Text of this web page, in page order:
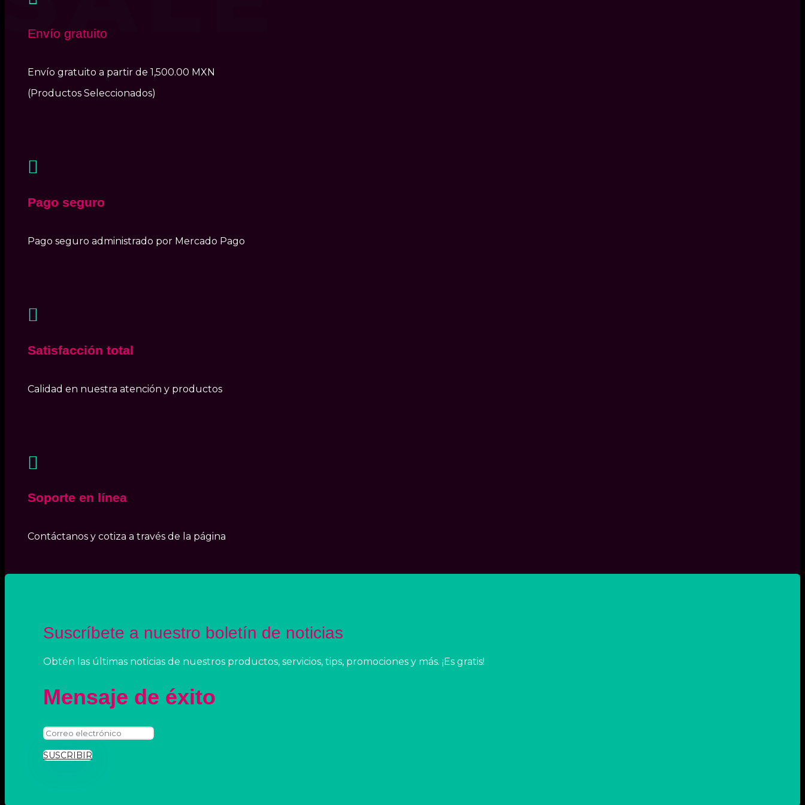
Envío gratuito
Envío gratuito a partir de 1,500.00 MXN
(Productos Seleccionados)

Pago seguro
Pago seguro administrado por Mercado Pago

Satisfacción total
Calidad en nuestra atención y productos

Soporte en línea
Contáctanos y cotiza a través de la página
Suscríbete a nuestro boletín de noticias
Obtén las últimas noticias de nuestros productos, servicios, tips, promociones y más. ¡Es gratis!
Mensaje de éxito
SUSCRIBIR